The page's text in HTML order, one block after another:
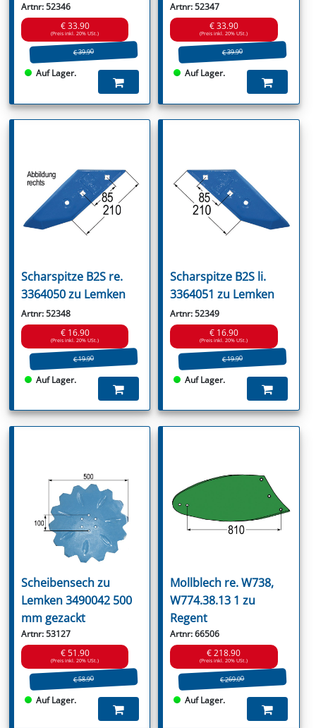
Artnr: 52346
€ 33.90
(Preis inkl. 20% USt.)
€ 39.90
Auf Lager.
Artnr: 52347
€ 33.90
(Preis inkl. 20% USt.)
€ 39.90
Auf Lager.
Scharspitze B2S re.
3364050 zu Lemken
Artnr: 52348
€ 16.90
(Preis inkl. 20% USt.)
€ 19.90
Auf Lager.
Scharspitze B2S li.
3364051 zu Lemken
Artnr: 52349
€ 16.90
(Preis inkl. 20% USt.)
€ 19.90
Auf Lager.
Scheibensech zu
Lemken 3490042 500
mm gezackt
Artnr: 53127
€ 51.90
(Preis inkl. 20% USt.)
€ 58.90
Auf Lager.
Mollblech re. W738,
W774.38.13 1 zu
Regent
Artnr: 66506
€ 218.90
(Preis inkl. 20% USt.)
€ 269.00
Auf Lager.